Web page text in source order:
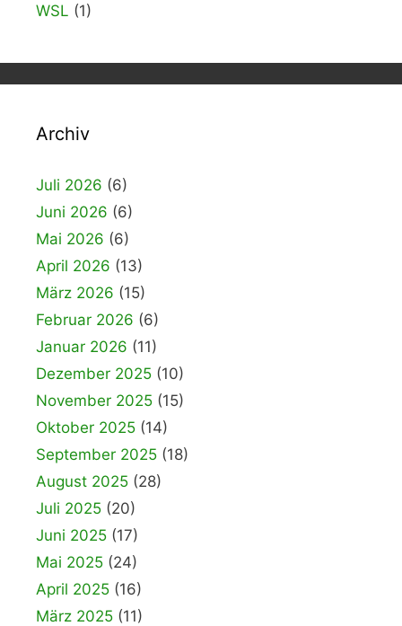
WSL (1)
Archiv
Juli 2026 (6)
Juni 2026 (6)
Mai 2026 (6)
April 2026 (13)
März 2026 (15)
Februar 2026 (6)
Januar 2026 (11)
Dezember 2025 (10)
November 2025 (15)
Oktober 2025 (14)
September 2025 (18)
August 2025 (28)
Juli 2025 (20)
Juni 2025 (17)
Mai 2025 (24)
April 2025 (16)
März 2025 (11)